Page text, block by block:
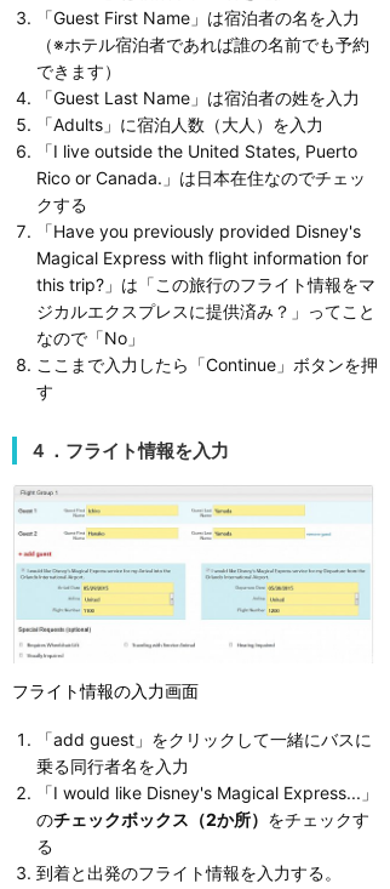
「Guest First Name」は宿泊者の名を入力
（※ホテル宿泊者であれば誰の名前でも予約
できます）
「Guest Last Name」は宿泊者の姓を入力
「Adults」に宿泊人数（大人）を入力
「I live outside the United States, Puerto
Rico or Canada.」は日本在住なのでチェッ
クする
「Have you previously provided Disney's
Magical Express with flight information for
this trip?」は「この旅行のフライト情報をマ
ジカルエクスプレスに提供済み？」ってこと
なので「No」
ここまで入力したら「Continue」ボタンを押
す
４．フライト情報を入力
フライト情報の入力画面
「add guest」をクリックして一緒にバスに
乗る同行者名を入力
「I would like Disney's Magical Express...」
のチェックボックス（2か所） をチェックす
る
到着と出発のフライト情報を入力する。